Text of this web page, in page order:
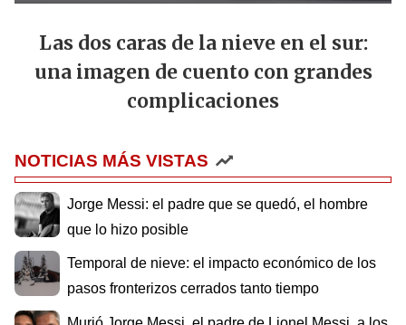
Las dos caras de la nieve en el sur:
una imagen de cuento con grandes
complicaciones
NOTICIAS MÁS VISTAS
Jorge Messi: el padre que se quedó, el hombre
que lo hizo posible
Temporal de nieve: el impacto económico de los
pasos fronterizos cerrados tanto tiempo